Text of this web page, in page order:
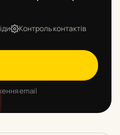
Контроль контактів
email